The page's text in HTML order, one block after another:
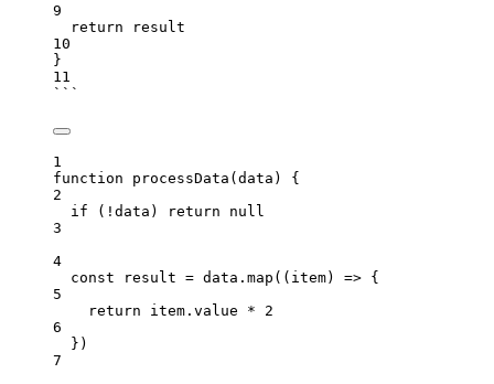
9
return
result
10
}
11
```
1
function
processData ( data ) {
2
if ( ! data ) return
null
3
4
const
result = data . map (( item) => {
5
return
item . value *
2
6
})
7